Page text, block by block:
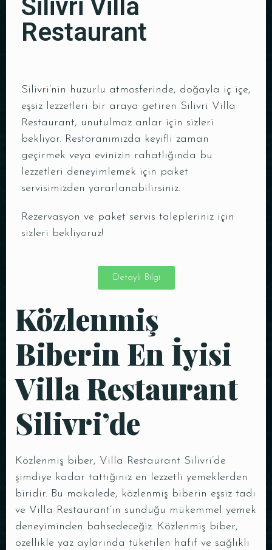
Silivri Villa
Restaurant
Silivri’nin huzurlu atmosferinde, doğayla iç içe,
eşsiz lezzetleri bir araya getiren Silivri Villa
Restaurant, unutulmaz anlar için sizleri
bekliyor. Restoranımızda keyifli zaman
geçirmek veya evinizin rahatlığında bu
lezzetleri deneyimlemek için paket
servisimizden yararlanabilirsiniz.
Rezervasyon ve paket servis talepleriniz için
sizleri bekliyoruz!
Detaylı Bilgi
Közlenmiş
Biberin En İyisi
Villa Restaurant
Silivri’de
Közlenmiş biber, Villa Restaurant Silivri’de
şimdiye kadar tattığınız en lezzetli yemeklerden
biridir. Bu makalede, közlenmiş biberin eşsiz tadı
ve Villa Restaurant’ın sunduğu mükemmel yemek
deneyiminden bahsedeceğiz. Közlenmiş biber,
özellikle yaz aylarında tüketilen hafif ve sağlıklı